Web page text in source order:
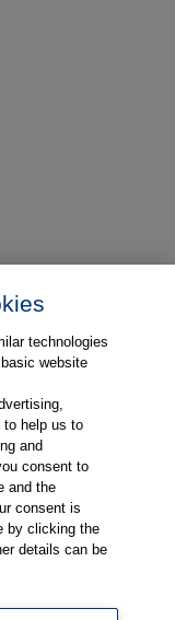
technologies
website
to help us to
and
consent to
and the
consent is
by clicking the
details can be